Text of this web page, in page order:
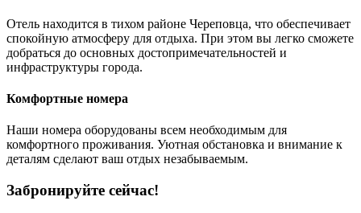
Отель находится в тихом районе Череповца, что обеспечивает
спокойную атмосферу для отдыха. При этом вы легко сможете
добраться до основных достопримечательностей и
инфраструктуры города.
Комфортные номера
Наши номера оборудованы всем необходимым для
комфортного проживания. Уютная обстановка и внимание к
деталям сделают ваш отдых незабываемым.
Забронируйте сейчас!